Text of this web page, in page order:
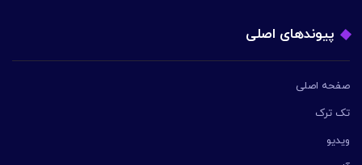
پیوندهای اصلی
صفحه اصلی
تک ترک
ویدیو